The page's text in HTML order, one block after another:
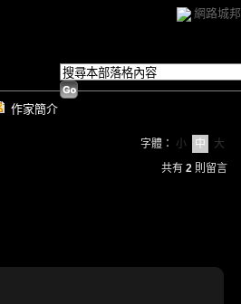
網路城邦
作家簡介
字體： 小 中 大
共有 2 則留言